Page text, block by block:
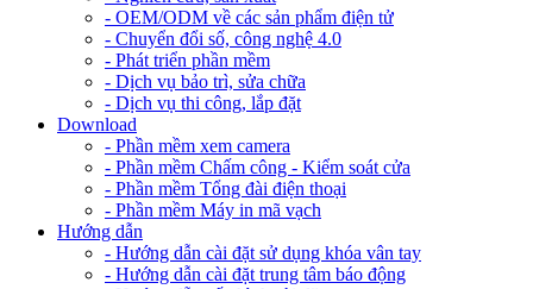
- OEM/ODM về các sản phẩm điện tử
- Chuyển đổi số, công nghệ 4.0
- Phát triển phần mềm
- Dịch vụ bảo trì, sửa chữa
- Dịch vụ thi công, lắp đặt
Download
- Phần mềm xem camera
- Phần mềm Chấm công - Kiểm soát cửa
- Phần mềm Tổng đài điện thoại
- Phần mềm Máy in mã vạch
Hướng dẫn
- Hướng dẫn cài đặt sử dụng khóa vân tay
- Hướng dẫn cài đặt trung tâm báo động